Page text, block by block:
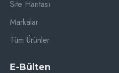
Site Haritası
Markalar
Tüm Ürünler
E-Bülten